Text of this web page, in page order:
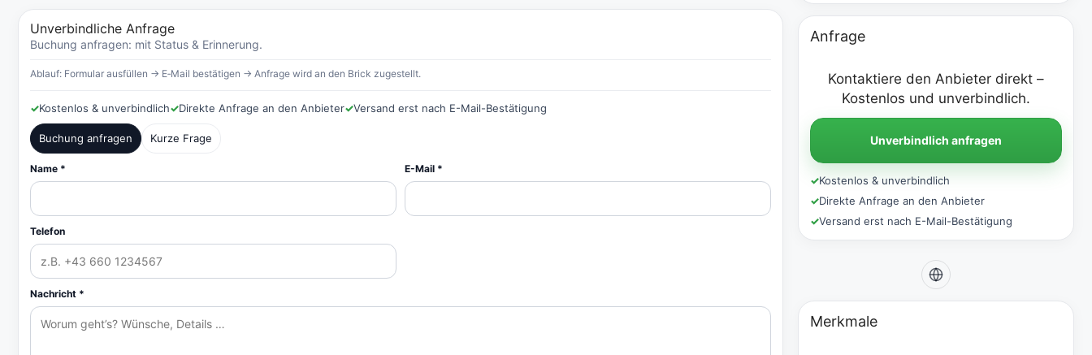
Unverbindliche Anfrage
Buchung anfragen: mit Status & Erinnerung.
Ablauf: Formular ausfüllen → E‑Mail bestätigen → Anfrage wird an den Brick zugestellt.
✓Kostenlos & unverbindlich✓Direkte Anfrage an den Anbieter✓Versand erst nach E-Mail-Bestätigung
Buchung anfragen Kurze Frage
Name * E-Mail *
Telefon
Nachricht *
Anfrage
Kontaktiere den Anbieter direkt –
Kostenlos und unverbindlich.
Unverbindlich anfragen
✓Kostenlos & unverbindlich
✓Direkte Anfrage an den Anbieter
✓Versand erst nach E-Mail-Bestätigung
Merkmale